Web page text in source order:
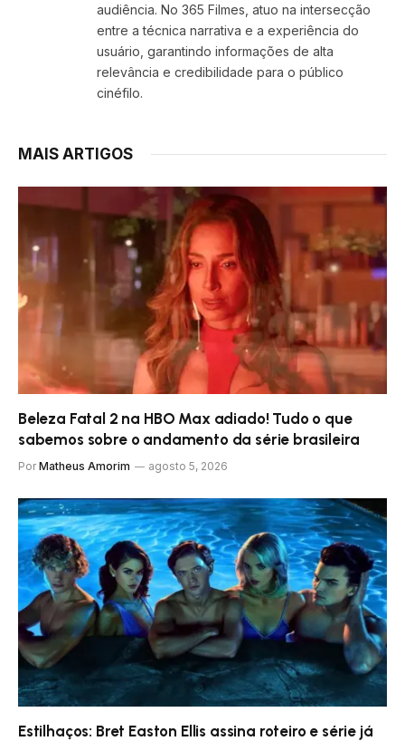
audiência. No 365 Filmes, atuo na intersecção
entre a técnica narrativa e a experiência do
usuário, garantindo informações de alta
relevância e credibilidade para o público
cinéfilo.
MAIS ARTIGOS
Beleza Fatal 2 na HBO Max adiado! Tudo o que
sabemos sobre o andamento da série brasileira
Por Matheus Amorim agosto 5, 2026
Estilhaços: Bret Easton Ellis assina roteiro e série já